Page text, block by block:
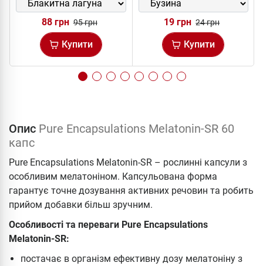
88 грн 95 грн
Купити
19 грн 24 грн
Купити
Опис Pure Encapsulations Melatonin-SR 60
капс
Pure Encapsulations Melatonin-SR – рослинні капсули з
особливим мелатоніном. Капсульована форма
гарантує точне дозування активних речовин та робить
прийом добавки більш зручним.
Особливості та переваги Pure Encapsulations
Melatonin-SR:
постачає в організм ефективну дозу мелатоніну з